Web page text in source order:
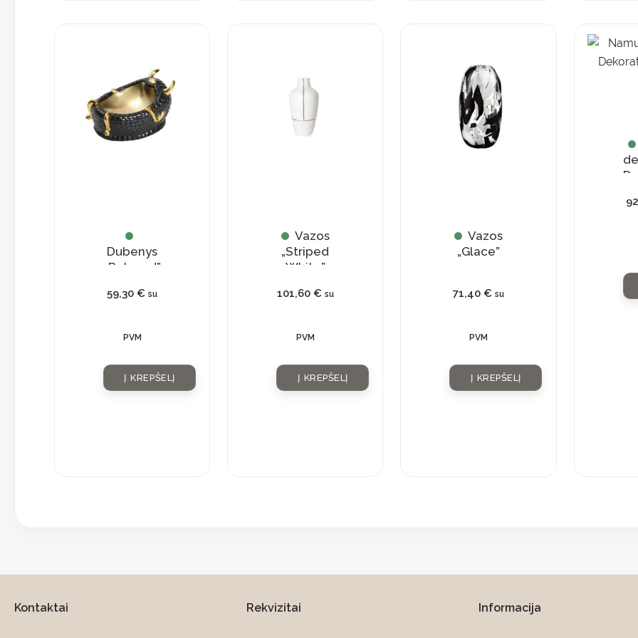
Dubenys
„Relaxed”
59,30€ su
PVM
Į KREPŠELĮ
Vazos
„Striped
White”
101,60 € su
PVM
Į KREPŠELĮ
Vazos
„Glace”
71,40 € su
PVM
Į KREPŠELĮ
Kontaktai Rekvizitai Informacija